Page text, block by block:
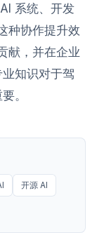
系统、开发
种协作提升效
献，并在企业
知识对于驾
。
开源 AI